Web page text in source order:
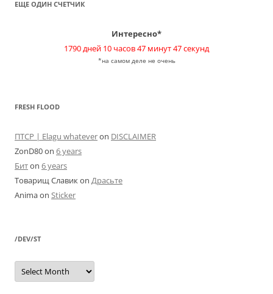
ЕЩЕ ОДИН СЧЕТЧИК
Интересно*
1790 дней 10 часов 47 минут 47 секунд
*на самом деле не очень
FRESH FLOOD
ПТСР | Elagu whateveron DISCLAIMER
ZonD80on 6 years
Битon 6 years
Товарищ Славикon Драсьте
Animaon Sticker
/DEV/ST
/dev/st